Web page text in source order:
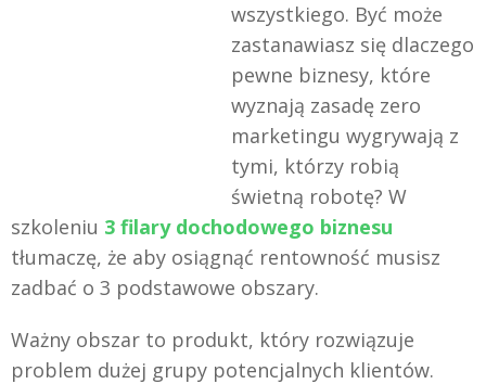
wszystkiego. Być może
zastanawiasz się dlaczego
pewne biznesy, które
wyznają zasadę zero
marketingu wygrywają z
tymi, którzy robią
świetną robotę? W
szkoleniu 3 filary dochodowego biznesu
tłumaczę, że aby osiągnąć rentowność musisz
zadbać o 3 podstawowe obszary.
Ważny obszar to produkt, który rozwiązuje
problem dużej grupy potencjalnych klientów.